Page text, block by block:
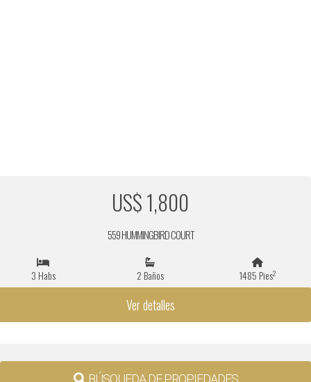
US$ 1,800
559 HUMMINGBIRD COURT
3 Habs 2 Baños 1485 Pies2
Ver detalles
BÚSQUEDA DE PROPIEDADES